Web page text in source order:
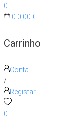
0
0 0,00 €
Carrinho
Conta
/
Registar
0